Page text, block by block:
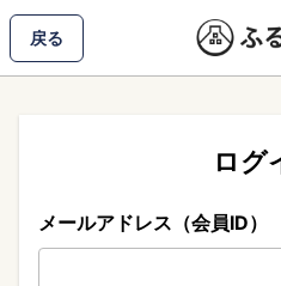
戻る
ログ
メールアドレス（会員ID）